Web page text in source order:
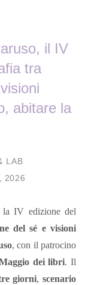
il IV
tra
abitare la
LAB
2026
la IV edizione del
del sé e visioni
, con il patrocino
dei libri. Il
giorni,scenario